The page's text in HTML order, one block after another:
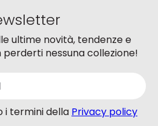
prodotto
ultime novità, tendenze e
nessuna collezione!
i termini della Privacy policy